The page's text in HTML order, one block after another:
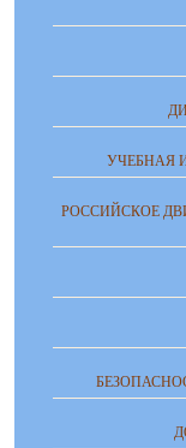
УЧЕБНАЯ
РОССИЙСКОЕ